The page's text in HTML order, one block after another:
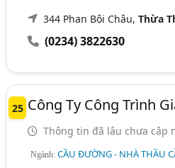
344 Phan Bội Châu,Thừa
(0234) 3822630
25 Công Ty Công Trình
Thông tin đã lâu chưa cập
Ngành:CẦU ĐƯỜNG - NHÀ THẦU